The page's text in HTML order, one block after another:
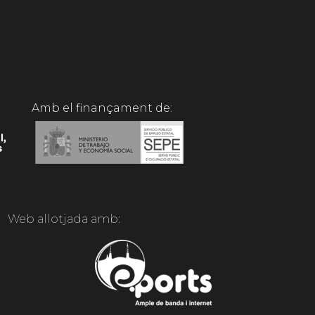
Amb el finançament de:
Web allotjada amb: